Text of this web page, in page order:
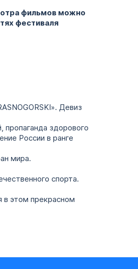
фильмов можно
фестиваля
Девиз
пропаганда здорового
России в ранге
мира.
спорта.
в этом прекрасном